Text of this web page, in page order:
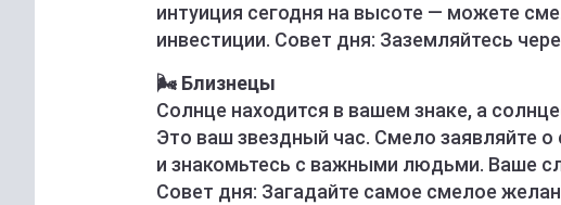
интуиция сегодня на высоте — можете
инвестиции. Совет дня: Заземляйтесь
🌬 Близнецы
Солнце находится в вашем знаке, а
Это ваш звездный час. Смело заявляйте
и знакомьтесь с важными людьми. Ваше
Совет дня: Загадайте самое смелое